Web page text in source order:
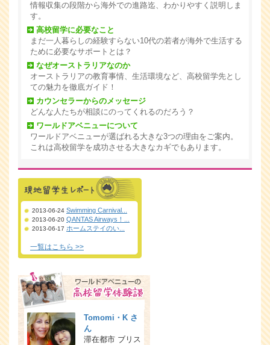
情報収集の段階から海外での進路迄、わかりやすく説明しま
す。
高校留学に必要なこと
まだ一人暮らしの経験すらない10代の若者が海外で生活する
ために必要なサポートとは？
なぜオーストラリアなのか
オーストラリアの教育事情、生活環境など、高校留学先とし
ての魅力を徹底ガイド！
カウンセラーからのメッセージ
どんな人たちが相談にのってくれるのだろう？
ワールドアベニューについて
ワールドアベニューが選ばれる大きな3つの理由をご案内。
これは高校留学を成功させる大きなカギでもあります。
2013-06-24 Swimming Carnival...
2013-06-20 QANTAS Airways！...
2013-06-17 ホームステイのい...
一覧はこちら >>
Tomomi・K さ
ん
滞在都市 ブリス